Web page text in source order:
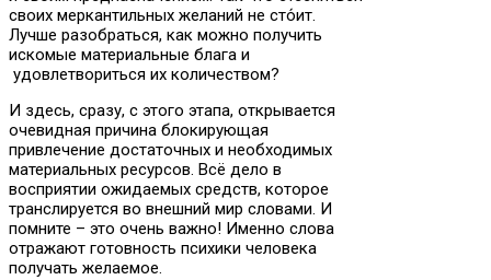
своих меркантильных желаний не сто́ит.
Лучше разобраться, как можно получить
искомые материальные блага и
удовлетвориться их количеством?
И здесь, сразу, с этого этапа, открывается
очевидная причина блокирующая
привлечение достаточных и необходимых
материальных ресурсов. Всё дело в
восприятии ожидаемых средств, которое
транслируется во внешний мир словами. И
помните – это очень важно! Именно слова
отражают готовность психики человека
получать желаемое.